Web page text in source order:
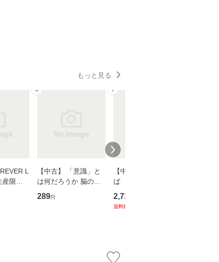
もっと見る
L
限定
6
【中古】 「意識」と
は何だろうか 脳の来
歴、知覚の錯誤 （講
談社現代新書） / 下条
289円
7
【中古】 耳をすませ
ば 〈2枚組〉 [DVD] /
ブエナ・ビスタ・ホー
ム・エンターテイメン
2,735
送料無料